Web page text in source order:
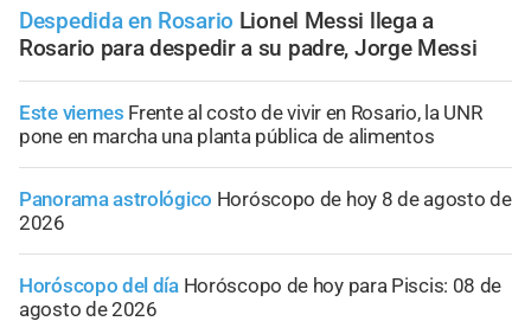
Despedida en Rosario Lionel Messi llega a
Rosario para despedir a su padre, Jorge Messi
Este viernes Frente al costo de vivir en Rosario, la UNR
pone en marcha una planta pública de alimentos
Panorama astrológico Horóscopo de hoy 8 de agosto de
2026
Horóscopo del día Horóscopo de hoy para Piscis: 08 de
agosto de 2026